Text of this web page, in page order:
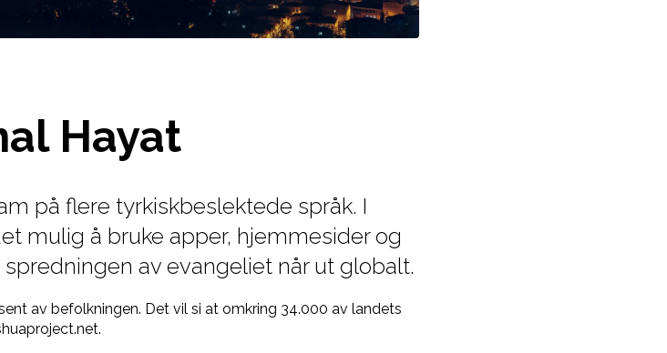
Hayat
på flere tyrkiskbeslektede språk. I
mulig å bruke apper, hjemmesider og
av evangeliet når ut globalt.
av befolkningen. Det vil si at omkring 34.000 av landets